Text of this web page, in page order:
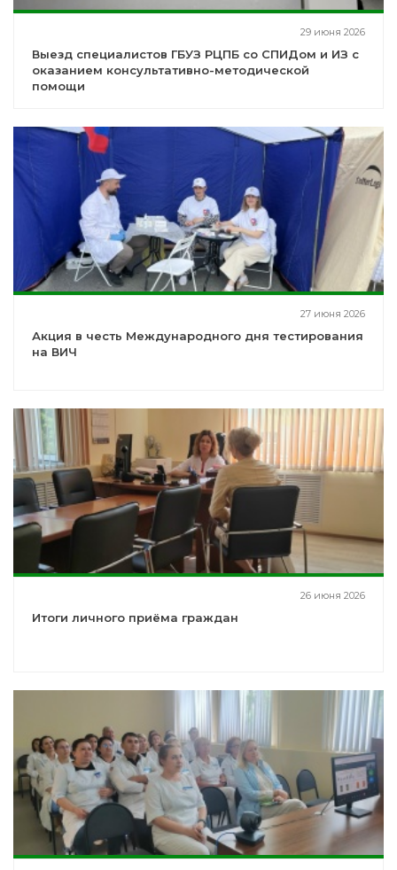
29 июня 2026
Выезд специалистов ГБУЗ РЦПБ со СПИДом и ИЗ с
оказанием консультативно-методической
помощи
27 июня 2026
Акция в честь Международного дня тестирования
на ВИЧ
26 июня 2026
Итоги личного приёма граждан